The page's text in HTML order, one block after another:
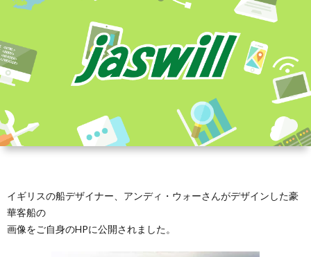
イギリスの船デザイナー、アンディ・ウォーさんがデザインした豪
華客船の
画像をご自身のHPに公開されました。